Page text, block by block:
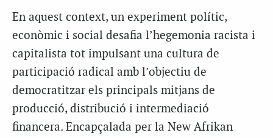
En aquest context, un experiment polític,
econòmic i social desafia l’hegemonia racista i
capitalista tot impulsant una cultura de
participació radical amb l’objectiu de
democratitzar els principals mitjans de
producció, distribució i intermediació
financera. Encapçalada per la New Afrikan